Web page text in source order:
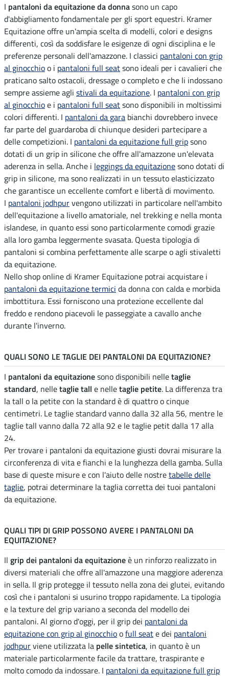
I pantaloni da equitazione da donnasono un capo
d'abbigliamento fondamentale per gli sport equestri. Kramer
Equitazione offre un'ampia scelta di modelli, colori e designs
differenti, così da soddisfare le esigenze di ogni disciplina e le
preferenze personali dell'amazzone. I classici pantaloni con grip
al ginocchioo i pantaloni full seatsono ideali per i cavalieri che
praticano salto ostacoli, dressage o completo e che li indossano
sempre assieme agli stivali da equitazione. I pantaloni con grip
al ginocchioe i pantaloni full seatsono disponibili in moltissimi
colori differenti. I pantaloni da gara bianchi dovrebbero invece
far parte del guardaroba di chiunque desideri partecipare a
delle competizioni. I pantaloni da equitazione full gripsono
dotati di un grip in silicone che offre all'amazzone un'elevata
aderenza in sella. Anche i leggings da equitazionesono dotati di
grip in silicone, ma sono realizzati in un tessuto elasticizzato
che garantisce un eccellente comfort e libertà di movimento.
I pantaloni jodhpurvengono utilizzati in particolare nell'ambito
dell'equitazione a livello amatoriale, nel trekking e nella monta
islandese, in quanto essi sono particolarmente comodi grazie
alla loro gamba leggermente svasata. Questa tipologia di
pantaloni si combina perfettamente alle scarpe o agli stivaletti
da equitazione.
Nello shop online di Kramer Equitazione potrai acquistare i
pantaloni da equitazione termici da donna con calda e morbida
imbottitura. Essi forniscono una protezione eccellente dal
freddo e rendono piacevoli le passeggiate a cavallo anche
durante l'inverno.
QUALI SONO LE TAGLIE DEI PANTALONI DA EQUITAZIONE?
I pantaloni da equitazionesono disponibili nelletaglie
standard, nelletaglie tall e nelletaglie petite. La differenza tra
la tall o la petite con la standard è di quattro o cinque
centimetri. Le taglie standard vanno dalla 32 alla 56, mentre le
taglie tall vanno dalla 72 alla 92 e le taglie petit dalla 17 alla
24.
Per trovare i pantaloni da equitazione giusti dovrai misurare la
circonferenza di vita e fianchi e la lunghezza della gamba. Sulla
base di queste misure e con l'aiuto delle nostretabelle delle
taglie, potrai determinare la taglia corretta dei tuoi pantaloni
da equitazione.
QUALI TIPI DI GRIP POSSONO AVERE I PANTALONI DA
EQUITAZIONE?
Il grip dei pantaloni da equitazioneè un rinforzo realizzato in
diversi materiali che offre all'amazzone una maggiore aderenza
in sella. Il grip protegge il tessuto nella zona dei glutei, evitando
così che i pantaloni si usurino troppo rapidamente. La tipologia
e la texture del grip variano a seconda del modello dei
pantaloni. Al giorno d'oggi, per il grip dei pantaloni da
equitazione con grip al ginocchioofull seate dei pantaloni
jodhpurviene utilizzata la pelle sintetica, in quanto è un
materiale particolarmente facile da trattare, traspirante e
molto comodo da indossare. I pantaloni da equitazione full grip